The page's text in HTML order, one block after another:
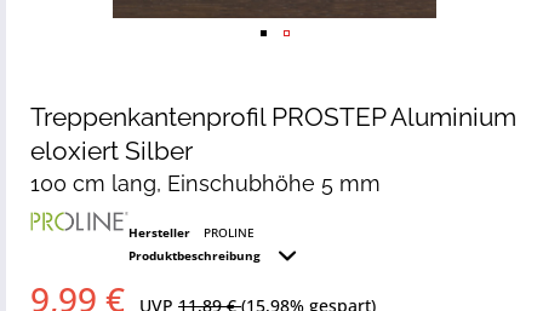
Treppenkantenprofil PROSTEP Aluminium
eloxiert Silber
100 cm lang, Einschubhöhe 5 mm
Hersteller
PROLINE
Produktbeschreibung
9,99 € UVP 11,89 €(15,98% gespart)